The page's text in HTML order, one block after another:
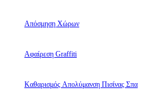
Απόσμηση Χώρων
Αφαίρεση Graffiti
Καθαρισμός Απολύμανση Πισίνας Σπα